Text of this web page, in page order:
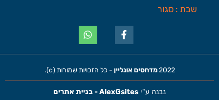
שבת : סגור
נבנה ע"י AlexGsites - בניית אתרים
2022 מדחסים אונליין - כל הזכויות שמורות (c).